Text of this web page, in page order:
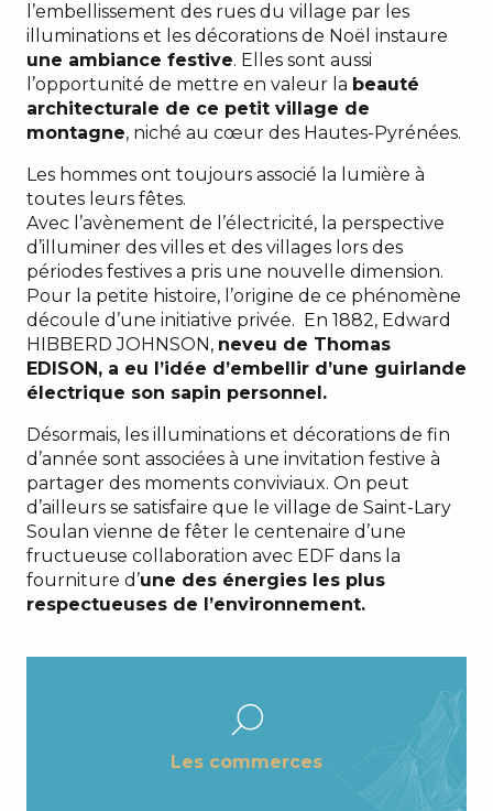
l’embellissement des rues du village par les
illuminations et les décorations de Noël instaure
une ambiance festive. Elles sont aussi
l’opportunité de mettre en valeur la beauté
architecturale de ce petit village de
montagne, niché au cœur des Hautes-Pyrénées.
Les hommes ont toujours associé la lumière à
toutes leurs fêtes.
Avec l’avènement de l’électricité, la perspective
d’illuminer des villes et des villages lors des
périodes festives a pris une nouvelle dimension.
Pour la petite histoire, l’origine de ce phénomène
découle d’une initiative privée. En 1882, Edward
HIBBERD JOHNSON, neveu de Thomas
EDISON, a eu l’idée d’embellir d’une guirlande
électrique son sapin personnel.
Désormais, les illuminations et décorations de fin
d’année sont associées à une invitation festive à
partager des moments conviviaux. On peut
d’ailleurs se satisfaire que le village de Saint-Lary
Soulan vienne de fêter le centenaire d’une
fructueuse collaboration avec EDF dans la
fourniture d’une des énergies les plus
respectueuses de l’environnement.
Les commerces